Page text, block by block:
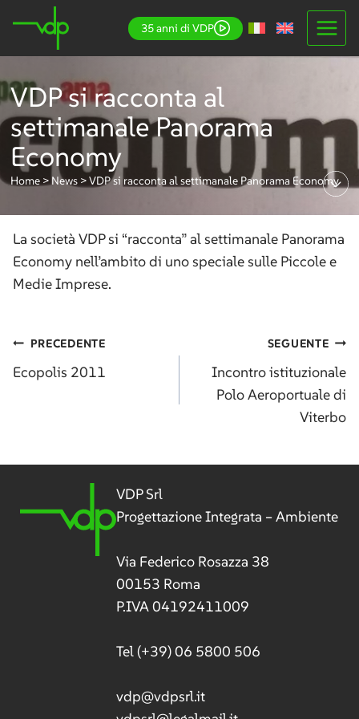
contenuto
35 anni di VDP
VDP si racconta al
settimanale Panorama
Economy
Home > News >VDP si racconta al settimanale Panorama Economy
La società VDP si “racconta” al settimanale Panorama
Economy nell’ambito di uno speciale sulle Piccole e
Medie Imprese.
Navigazione
articoli
PRECEDENTE
Ecopolis 2011
SEGUENTE
Incontro istituzionale
Polo Aeroportuale di
Viterbo
VDP Srl
Progettazione Integrata – Ambiente
Via Federico Rosazza 38
00153 Roma
P.IVA 04192411009
Tel(+39) 06 5800 506
vdp@vdpsrl.it